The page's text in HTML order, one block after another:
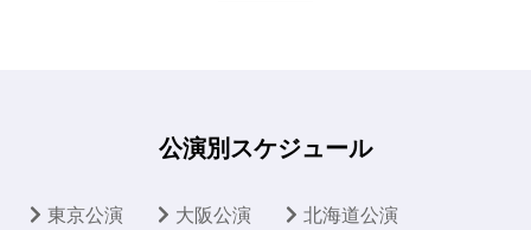
公演別スケジュール
東京公演 大阪公演
北海道公演